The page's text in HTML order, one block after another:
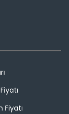
Fiyatı